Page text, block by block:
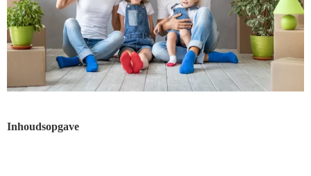
Inhoudsopgave